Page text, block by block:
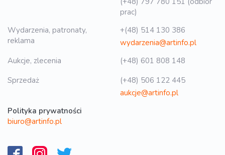
prac)
Wydarzenia, patronaty,
reklama
+(48) 514 130 386
wydarzenia@artinfo.pl
Aukcje, zlecenia
(+48) 601 808 148
Sprzedaż
(+48) 506 122 445
aukcje@artinfo.pl
Polityka prywatności
biuro@artinfo.pl